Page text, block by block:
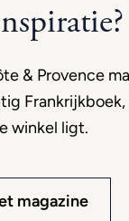
& Provence
winkel ligt.
magazine